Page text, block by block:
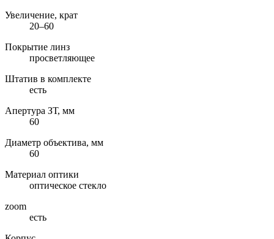
Увеличение, крат
20–60
Покрытие линз
просветляющее
Штатив в комплекте
есть
Апертура ЗТ, мм
60
Диаметр объектива, мм
60
Материал оптики
оптическое стекло
zoom
есть